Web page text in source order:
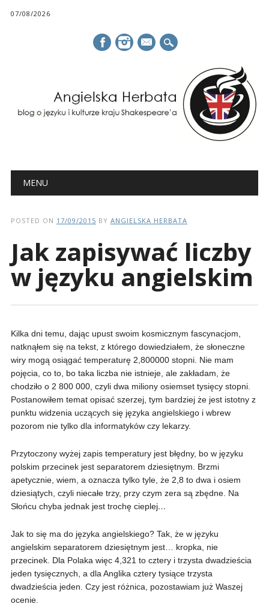
07/08/2026
mail
Main menu
MENU
POSTED ON 17/09/2015 BY ANGIELSKA HERBATA
Jak zapisywać liczby
w języku angielskim
Kilka dni temu, dając upust swoim kosmicznym fascynacjom,
natknąłem się na tekst, z którego dowiedziałem, że słoneczne
wiry mogą osiągać temperaturę 2,800000 stopni. Nie mam
pojęcia, co to, bo taka liczba nie istnieje, ale zakładam, że
chodziło o 2 800 000, czyli dwa miliony osiemset tysięcy stopni.
Postanowiłem temat opisać szerzej, tym bardziej że jest istotny z
punktu widzenia uczących się języka angielskiego i wbrew
pozorom nie tylko dla informatyków czy lekarzy.
Przytoczony wyżej zapis temperatury jest błędny, bo w języku
polskim przecinek jest separatorem dziesiętnym. Brzmi
apetycznie, wiem, a oznacza tylko tyle, że 2,8 to dwa i osiem
dziesiątych, czyli niecałe trzy, przy czym zera są zbędne. Na
Słońcu chyba jednak jest trochę cieplej…
Jak to się ma do języka angielskiego? Tak, że w języku
angielskim separatorem dziesiętnym jest… kropka, nie
przecinek. Dla Polaka więc 4,321 to cztery i trzysta dwadzieścia
jeden tysięcznych, a dla Anglika cztery tysiące trzysta
dwadzieścia jeden. Czy jest różnica, pozostawiam już Waszej
ocenie.